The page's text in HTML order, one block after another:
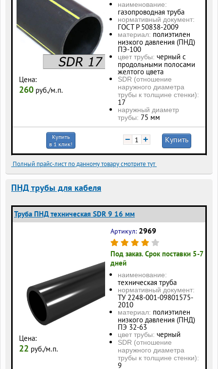
Цена:
260 руб./м.п.
наименование:
газопроводная труба
нормативный документ:
ГОСТ Р 50838-2009
материал: полиэтилен
низкого давления (ПНД)
ПЭ-100
цвет трубы: черный с
продольными полосами
желтого цвета
SDR (отношение
наружного диаметра
трубы к толщине стенки):
17
наружный диаметр
трубы: 75 мм
Купить
в 1 клик!
− + Купить
Полный прайс-лист по данному товару смотрите тут
ПНД трубы для кабеля
Труба ПНД техническая SDR 9 16 мм
Цена:
22 руб./м.п.
Артикул: 2969
Под заказ. Срок поставки 5-7
дней
наименование:
техническая труба
нормативный документ:
ТУ 2248-001-09801575-
2010
материал: полиэтилен
низкого давления (ПНД)
ПЭ 32-63
цвет трубы: черный
SDR (отношение
наружного диаметра
трубы к толщине стенки):
9